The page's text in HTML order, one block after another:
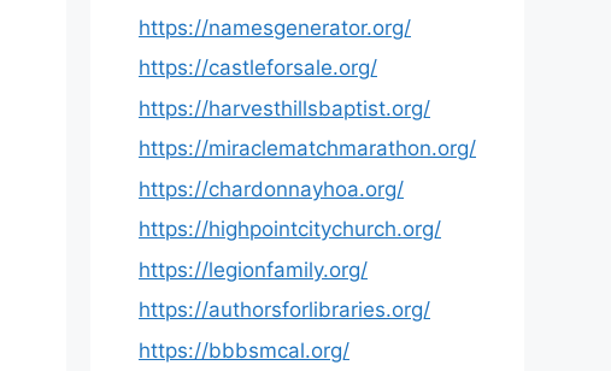
https://namesgenerator.org/
https://castleforsale.org/
https://harvesthillsbaptist.org/
https://miraclematchmarathon.org/
https://chardonnayhoa.org/
https://highpointcitychurch.org/
https://legionfamily.org/
https://authorsforlibraries.org/
https://bbbsmcal.org/